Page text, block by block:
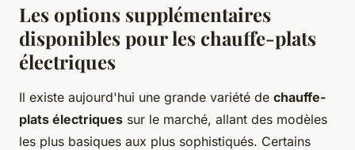
Les options supplémentaires
disponibles pour les chauffe-plats
électriques
Il existe aujourd'hui une grande variété de chauffe-
plats électriques sur le marché, allant des modèles
les plus basiques aux plus sophistiqués. Certains